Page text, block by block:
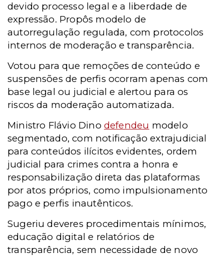
devido processo legal e a liberdade de
expressão. Propôs modelo de
autorregulação regulada, com protocolos
internos de moderação e transparência.
Votou para que remoções de conteúdo e
suspensões de perfis ocorram apenas com
base legal ou judicial e alertou para os
riscos da moderação automatizada.
Ministro Flávio Dino defendeu modelo
segmentado, com notificação extrajudicial
para conteúdos ilícitos evidentes, ordem
judicial para crimes contra a honra e
responsabilização direta das plataformas
por atos próprios, como impulsionamento
pago e perfis inautênticos.
Sugeriu deveres procedimentais mínimos,
educação digital e relatórios de
transparência, sem necessidade de novo